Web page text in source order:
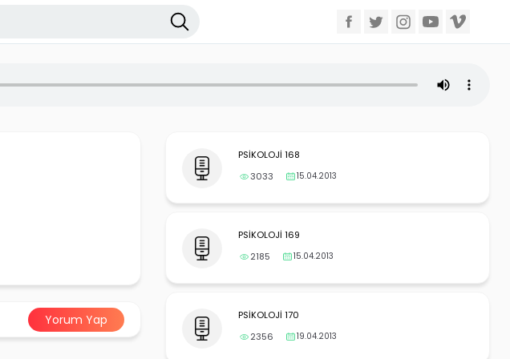
Yorum Yap
PSİKOLOJİ 168
3033
15.04.2013
PSİKOLOJİ 169
2185
15.04.2013
PSİKOLOJİ 170
2356
19.04.2013